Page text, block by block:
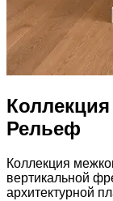
Рельеф
Коллекция
вертикальной
архитектурной